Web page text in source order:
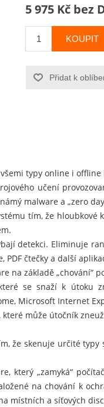
5 975 Kč bez
KOUPIT
Přidat k
typy online i
učení
malware a „zero
tím, že
detekci. Eliminuje
čtečky a další
na základě „chování“
se snaží k útoku
Microsoft Internet
může útočník
že skenuje určité
který „zamyká“
na chování k
místních a síťových